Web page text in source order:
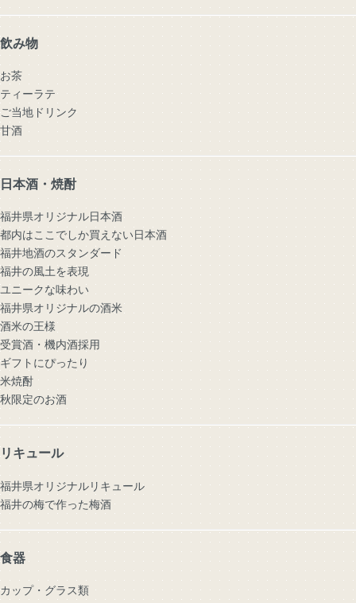
飲み物
お茶
ティーラテ
ご当地ドリンク
甘酒
日本酒・焼酎
福井県オリジナル日本酒
都内はここでしか買えない日本酒
福井地酒のスタンダード
福井の風土を表現
ユニークな味わい
福井県オリジナルの酒米
酒米の王様
受賞酒・機内酒採用
ギフトにぴったり
米焼酎
秋限定のお酒
リキュール
福井県オリジナルリキュール
福井の梅で作った梅酒
食器
カップ・グラス類